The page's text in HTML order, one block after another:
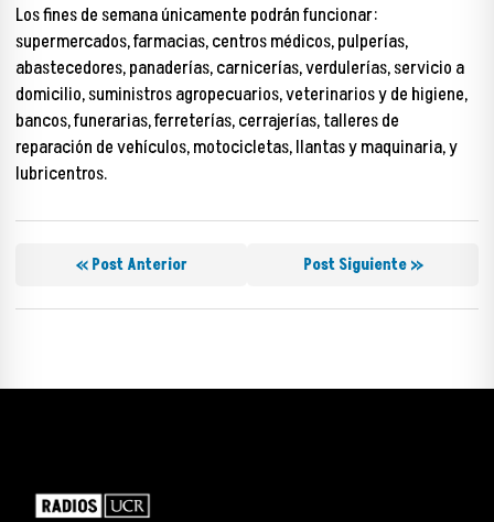
Los fines de semana únicamente podrán funcionar:
supermercados, farmacias, centros médicos, pulperías,
abastecedores, panaderías, carnicerías, verdulerías, servicio a
domicilio, suministros agropecuarios, veterinarios y de higiene,
bancos, funerarias, ferreterías, cerrajerías, talleres de
reparación de vehículos, motocicletas, llantas y maquinaria, y
lubricentros.
« Post Anterior Post Siguiente »